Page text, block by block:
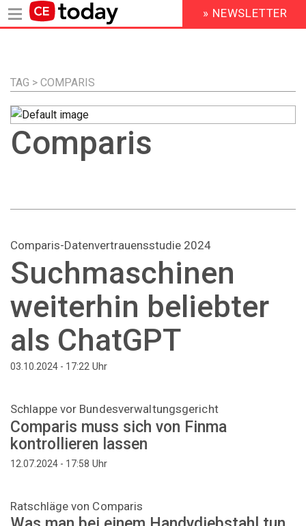
Inhalt
HEADER
MENU
» NEWSLETTER
TAG > COMPARIS
Comparis
Comparis-Datenvertrauensstudie 2024
Suchmaschinen
weiterhin beliebter
als ChatGPT
03.10.2024 - 17:22 Uhr
Schlappe vor Bundesverwaltungsgericht
Comparis muss sich von Finma
kontrollieren lassen
12.07.2024 - 17:58 Uhr
Ratschläge von Comparis